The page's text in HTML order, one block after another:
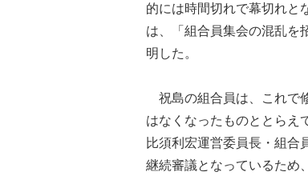
的には時間切れで幕切れと
は、「組合員集会の混乱を
明した。
祝島の組合員は、これで
はなくなったものととらえ
比須利宏運営委員長・組合
継続審議となっているため